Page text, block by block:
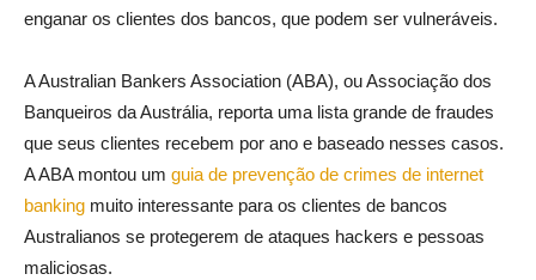
enganar os clientes dos bancos, que podem ser vulneráveis.
A Australian Bankers Association (ABA), ou Associação dos
Banqueiros da Austrália, reporta uma lista grande de fraudes
que seus clientes recebem por ano e baseado nesses casos.
A ABA montou um guia de prevenção de crimes de internet
banking muito interessante para os clientes de bancos
Australianos se protegerem de ataques hackers e pessoas
maliciosas.